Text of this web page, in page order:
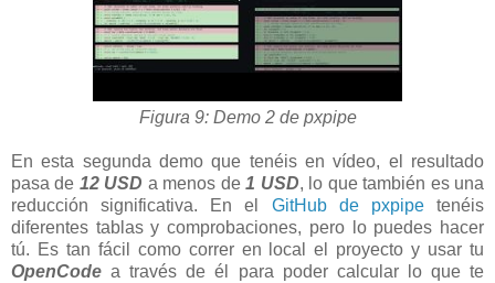
Figura 9: Demo 2 de pxpipe
En esta segunda demo que tenéis en vídeo, el resultado
pasa de 12 USD a menos de1 USD, lo que también es una
reducción significativa. En el GitHub de pxpipetenéis
diferentes tablas y comprobaciones, pero lo puedes hacer
tú. Es tan fácil como correr en local el proyecto y usar tu
OpenCode a través de él para poder calcular lo que te